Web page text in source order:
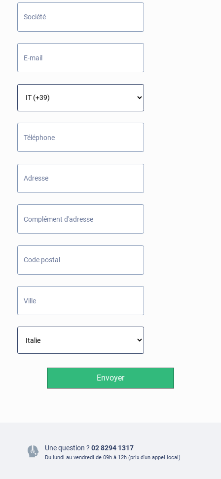
Envoyer
Une question ? 02 8294 1317
Du lundi au vendredi de 09h à 12h (prix d'un appel local)